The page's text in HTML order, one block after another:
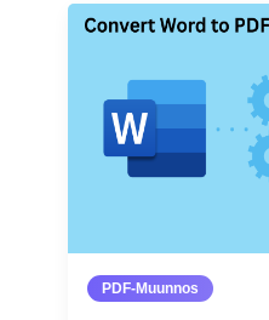
PDF-Muunnos